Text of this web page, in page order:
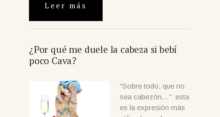
Leer más
¿Por qué me duele la cabeza si bebí
poco Cava?
“Sobre todo, que no
sea cabezón…”: esta
es la expresión más